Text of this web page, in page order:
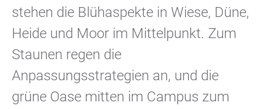
stehen die Blühaspekte in Wiese, Düne,
Heide und Moor im Mittelpunkt. Zum
Staunen regen die
Anpassungsstrategien an, und die
grüne Oase mitten im Campus zum